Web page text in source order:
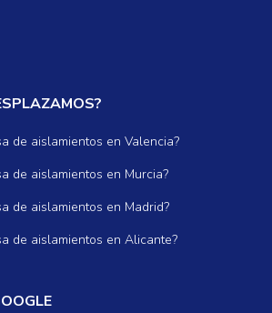
de aislamientos en Valencia?
de aislamientos en Murcia?
de aislamientos en Madrid?
de aislamientos en Alicante?